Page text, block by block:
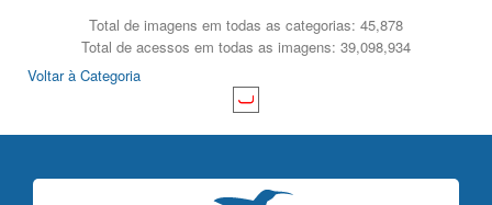
Total de imagens em todas as categorias: 45,878
Total de acessos em todas as imagens: 39,098,934
Voltar à Categoria